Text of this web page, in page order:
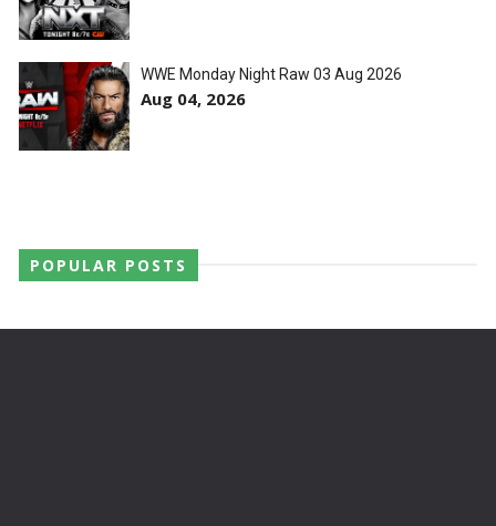
WWE Monday Night Raw 03 Aug 2026
Aug 04, 2026
POPULAR POSTS